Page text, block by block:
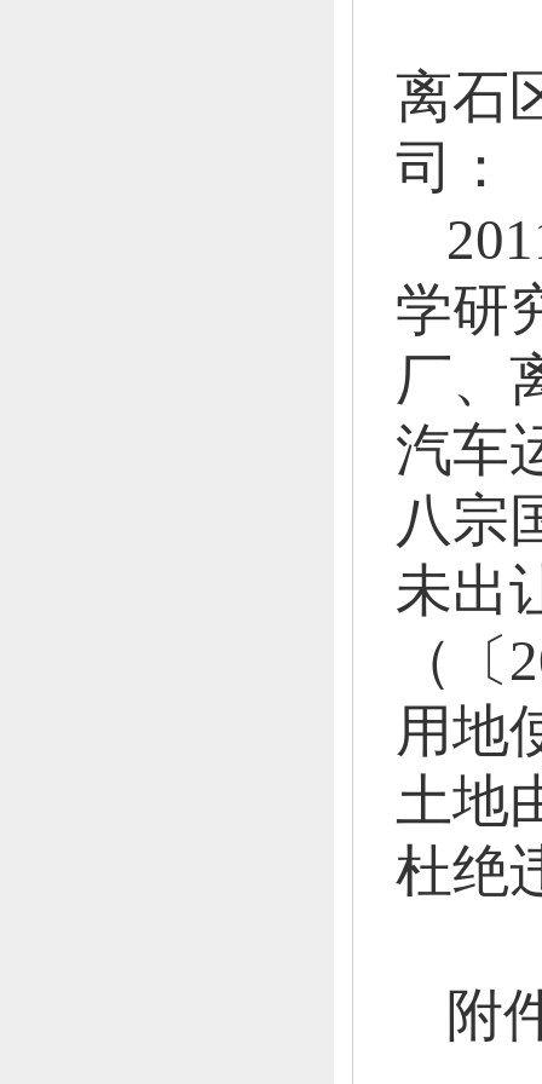
离石
司：
学研
厂、
汽车
八宗
未出
（
用地
土地
杜绝
附